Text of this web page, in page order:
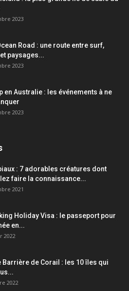
2023
Road : une route entre surf,
paysages...
2023
en Australie : les événements à ne
2023
: 7 adorables créatures dont
faire la connaissance...
2021
Holiday Visa : le passeport pour
en...
2022
Barrière de Corail : les 10 îles qui
2022